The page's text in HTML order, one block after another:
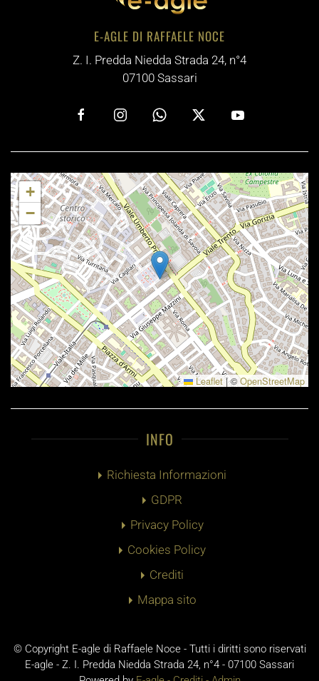
E-AGLE DI RAFFAELE NOCE
Z. I. Predda Niedda Strada 24, n°4
07100 Sassari
+
−
Leaflet |©OpenStreetMap
INFO
Richiesta Informazioni
GDPR
Privacy Policy
Cookies Policy
Crediti
Mappa sito
© Copyright E-agle di Raffaele Noce - Tutti i diritti sono riservati
E-agle - Z. I. Predda Niedda Strada 24, n°4 - 07100 Sassari